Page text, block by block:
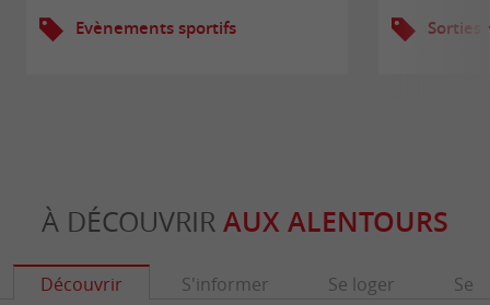
Evènements sportifs Sorties
À DÉCOUVRIR AUX ALENTOURS
Découvrir S'informer Se loger Se